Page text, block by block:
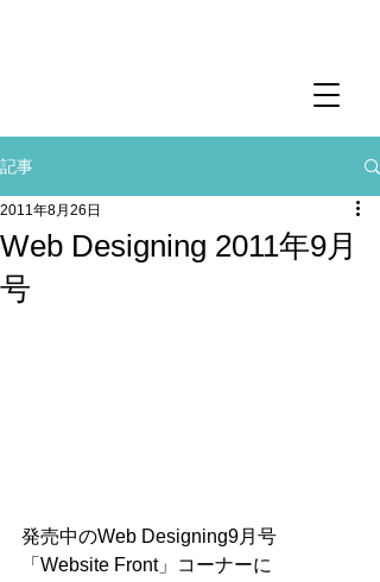
記事
Web Designing 2011年9月
号
2011年8月26日
発売中のWeb Designing9月号
「Website Front」コーナーに